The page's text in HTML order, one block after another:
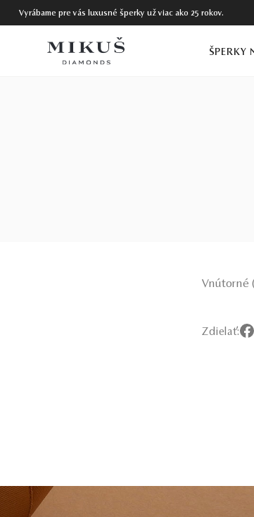
Vyrábame pre vás luxusné šperky už viac ako 25 rokov.
ŠPERKY
Vnútorné
Zdielať: